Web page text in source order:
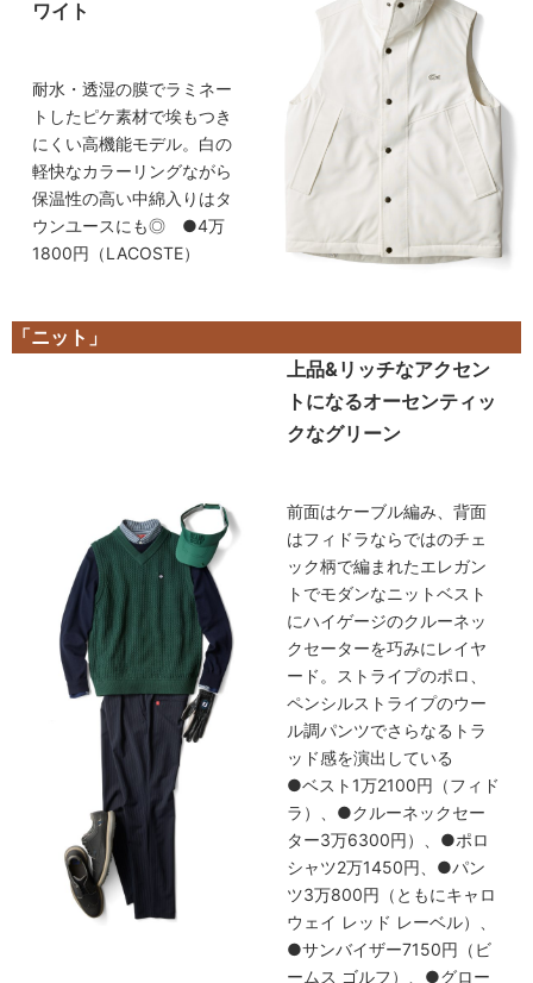
ワイト
耐水・透湿の膜でラミネー
トしたピケ素材で埃もつき
にくい高機能モデル。白の
軽快なカラーリングながら
保温性の高い中綿入りはタ
ウンユースにも◎ ●4万
1800円（LACOSTE）
「ニット」
上品&リッチなアクセン
トになるオーセンティッ
クなグリーン
前面はケーブル編み、背面
はフィドラならではのチェ
ック柄で編まれたエレガン
トでモダンなニットベスト
にハイゲージのクルーネッ
クセーターを巧みにレイヤ
ード。ストライプのポロ、
ペンシルストライプのウー
ル調パンツでさらなるトラ
ッド感を演出している
●ベスト1万2100円（フィド
ラ）、●クルーネックセー
ター3万6300円）、●ポロ
シャツ2万1450円、●パン
ツ3万800円（ともにキャロ
ウェイ レッド レーベル）、
●サンバイザー7150円（ビ
ームス ゴルフ）、●グロー